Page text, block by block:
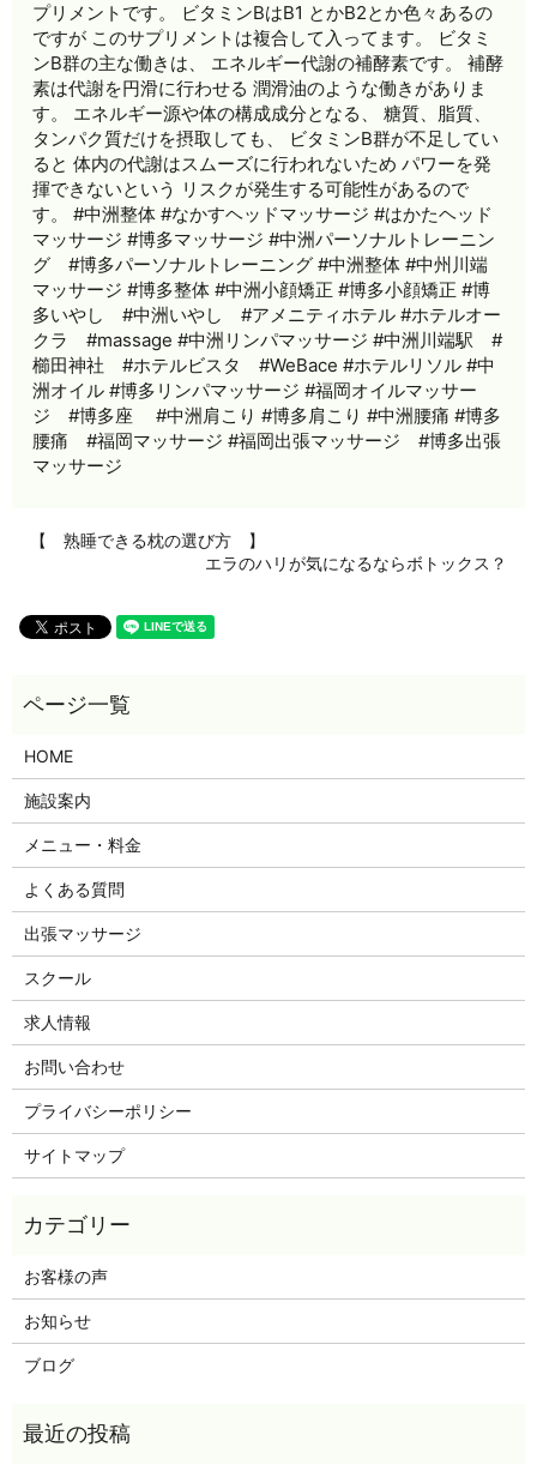
プリメントです。 ビタミンBはB1 とかB2とか色々あるの
ですが このサプリメントは複合して入ってます。 ビタミ
ンB群の主な働きは、 エネルギー代謝の補酵素です。 補酵
素は代謝を円滑に行わせる 潤滑油のような働きがありま
す。 エネルギー源や体の構成成分となる、 糖質、脂質、
タンパク質だけを摂取しても、 ビタミンB群が不足してい
ると 体内の代謝はスムーズに行われないため パワーを発
揮できないという リスクが発生する可能性があるので
す。 #中洲整体 #なかすヘッドマッサージ #はかたヘッド
マッサージ #博多マッサージ #中洲パーソナルトレーニン
グ #博多パーソナルトレーニング #中洲整体 #中州川端
マッサージ #博多整体 #中洲小顔矯正 #博多小顔矯正 #博
多いやし #中洲いやし #アメニティホテル #ホテルオー
クラ #massage #中洲リンパマッサージ #中洲川端駅 #
櫛田神社 #ホテルビスタ #WeBace #ホテルリソル #中
洲オイル #博多リンパマッサージ #福岡オイルマッサー
ジ #博多座 #中洲肩こり #博多肩こり #中洲腰痛 #博多
腰痛 #福岡マッサージ #福岡出張マッサージ #博多出張
マッサージ
【 熟睡できる枕の選び方 】
エラのハリが気になるならボトックス？
HOME
施設案内
メニュー・料金
よくある質問
出張マッサージ
スクール
求人情報
お問い合わせ
プライバシーポリシー
サイトマップ
お客様の声
お知らせ
ブログ